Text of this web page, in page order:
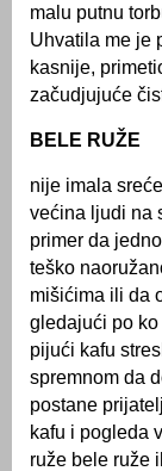
malu putnu
Uhvatila me je
kasnije,
začudjujuće
BELE RUŽE
nije imala
većina ljudi na
primer da
teško
mišićima ili da
gledajući po
pijući kafu
spremnom da
postane
kafu i pogleda
ruže bele ruže